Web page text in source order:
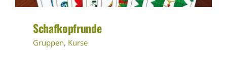
Schafkopfrunde
Gruppen, Kurse